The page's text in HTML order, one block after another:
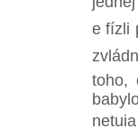
e fízli
toho,